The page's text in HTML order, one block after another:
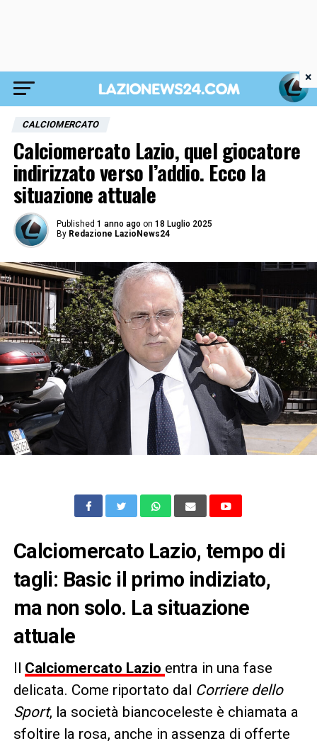
CALCIOMERCATO
Calciomercato Lazio, quel giocatore
indirizzato verso l’addio. Ecco la
situazione attuale
Published 1 anno ago on 18 Luglio 2025
By Redazione LazioNews24
Calciomercato Lazio, tempo di
tagli: Basic il primo indiziato,
ma non solo. La situazione
attuale
Il Calciomercato Lazio entra in una fase
delicata. Come riportato dal Corriere dello
Sport, la società biancoceleste è chiamata a
sfoltire la rosa, anche in assenza di offerte
×